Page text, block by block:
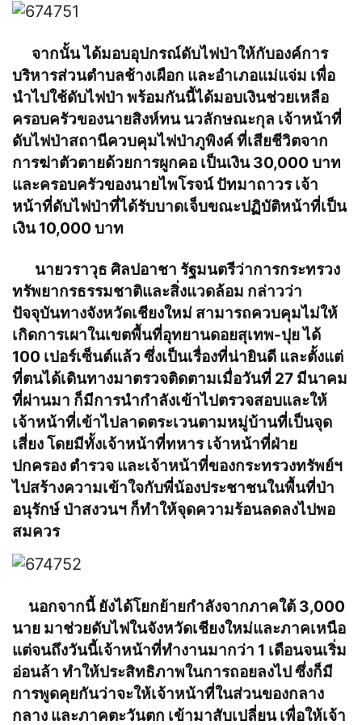
จากนั้น ได้มอบอุปกรณ์ดับไฟป่าให้กับองค์การ
บริหารส่วนตำบลช้างเผือก และอำเภอแม่แจ่ม เพื่อ
นำไปใช้ดับไฟป่า พร้อมกันนี้ได้มอบเงินช่วยเหลือ
ครอบครัวของนายสิงห์ทน นวลักษณะกุล เจ้าหน้าที่
ดับไฟป่าสถานีควบคุมไฟป่าภูพิงค์ ที่เสียชีวิตจาก
การฆ่าตัวตายด้วยการผูกคอ เป็นเงิน 30,000 บาท
และครอบครัวของนายไพโรจน์ ปัทมาถาวร เจ้า
หน้าที่ดับไฟป่าที่ได้รับบาดเจ็บขณะปฏิบัติหน้าที่เป็น
เงิน 10,000 บาท
นายวราวุธ ศิลปอาชา รัฐมนตรีว่าการกระทรวง
ทรัพยากรธรรมชาติและสิ่งแวดล้อม กล่าวว่า
ปัจจุบันทางจังหวัดเชียงใหม่ สามารถควบคุมไม่ให้
เกิดการเผาในเขตพื้นที่อุทยานดอยสุเทพ-ปุย ได้
100 เปอร์เซ็นต์แล้ว ซึ่งเป็นเรื่องที่น่ายินดี และตั้งแต่
ที่ตนได้เดินทางมาตรวจติดตามเมื่อวันที่ 27 มีนาคม
ที่ผ่านมา ก็มีการนำกำลังเข้าไปตรวจสอบและให้
เจ้าหน้าที่เข้าไปลาดตระเวนตามหมู่บ้านที่เป็นจุด
เสี่ยง โดยมีทั้งเจ้าหน้าที่ทหาร เจ้าหน้าที่ฝ่าย
ปกครอง ตำรวจ และเจ้าหน้าที่ของกระทรวงทรัพย์ฯ
ไปสร้างความเข้าใจกับพี่น้องประชาชนในพื้นที่ป่า
อนุรักษ์ ป่าสงวนฯ ก็ทำให้จุดความร้อนลดลงไปพอ
สมควร
นอกจากนี้ ยังได้โยกย้ายกำลังจากภาคใต้ 3,000
นาย มาช่วยดับไฟในจังหวัดเชียงใหม่และภาคเหนือ
แต่จนถึงวันนี้เจ้าหน้าที่ทำงานมากว่า 1 เดือนจนเริ่ม
อ่อนล้า ทำให้ประสิทธิภาพในการถอยลงไป ซึ่งก็มี
การพูดคุยกันว่าจะให้เจ้าหน้าที่ในส่วนของกลาง
กลาง และภาคตะวันตก เข้ามาสับเปลี่ยน เพื่อให้เจ้า